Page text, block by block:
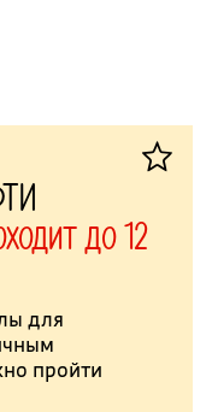
до 12
для
пройти